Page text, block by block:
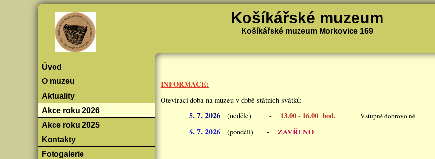
Košíkářské muzeum
Košíkářské muzeum Morkovice 169
Úvod
O muzeu
Aktuality
Akce roku 2026
Akce roku 2025
Kontakty
Fotogalerie
INFORMACE:
Otevírací doba na muzeu v době státních svátků:
5. 7. 2026(neděle)- 13.00 - 16.00 hod. Vstupné dobrovolné
6. 7. 2026(pondělí) - ZAVŘENO